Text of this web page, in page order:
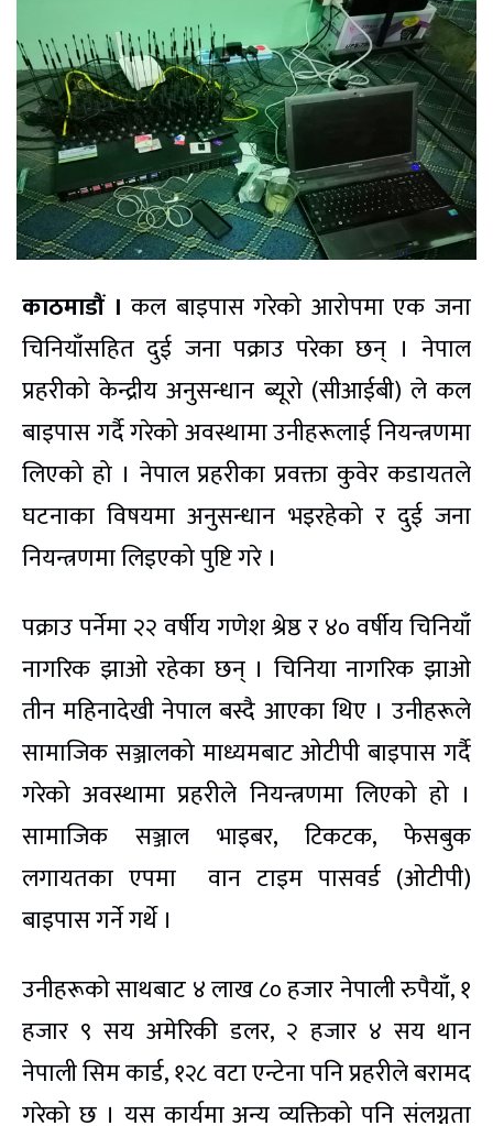
काठमाडौं ।कल बाइपास गरेको आरोपमा एक जना
चिनियाँसहित दुई जना पक्राउ परेका छन् । नेपाल
प्रहरीको केन्द्रीय अनुसन्धान ब्यूरो (सीआईबी) ले कल
बाइपास गर्दै गरेको अवस्थामा उनीहरूलाई नियन्त्रणमा
लिएको हो । नेपाल प्रहरीका प्रवक्ता कुवेर कडायतले
घटनाका विषयमा अनुसन्धान भइरहेको र दुई जना
नियन्त्रणमा लिइएको पुष्टि गरे ।
पक्राउ पर्नेमा २२ वर्षीय गणेश श्रेष्ठ र ४० वर्षीय चिनियाँ
नागरिक झाओ रहेका छन् । चिनिया नागरिक झाओ
तीन महिनादेखी नेपाल बस्दै आएका थिए । उनीहरूले
सामाजिक सञ्जालको माध्यमबाट ओटीपी बाइपास गर्दै
गरेको अवस्थामा प्रहरीले नियन्त्रणमा लिएको हो ।
सामाजिक सञ्जाल भाइबर, टिकटक, फेसबुक
लगायतका एपमा वान टाइम पासवर्ड (ओटीपी)
बाइपास गर्ने गर्थे ।
उनीहरूको साथबाट ४ लाख ८० हजार नेपाली रुपैयाँ, १
हजार ९ सय अमेरिकी डलर, २ हजार ४ सय थान
नेपाली सिम कार्ड, १२८ वटा एन्टेना पनि प्रहरीले बरामद
गरेको छ । यस कार्यमा अन्य व्यक्तिको पनि संलग्नता